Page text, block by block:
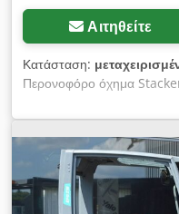
Αιτηθείτε
Κατάσταση:
Περονοφόρο όχημα
Τύπος: EFG 216K Έτος
: 2010 AKKU Νέο 14 /
Χωρητικότητα φορτίου:
πλήρη ελεύθερη ανύψωση
813/924 kg Βάρος: 2520
Ελεύθερο ύψος: 2110mm